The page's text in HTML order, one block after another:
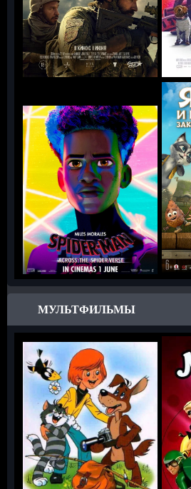
МУЛЬТФИЛЬМЫ